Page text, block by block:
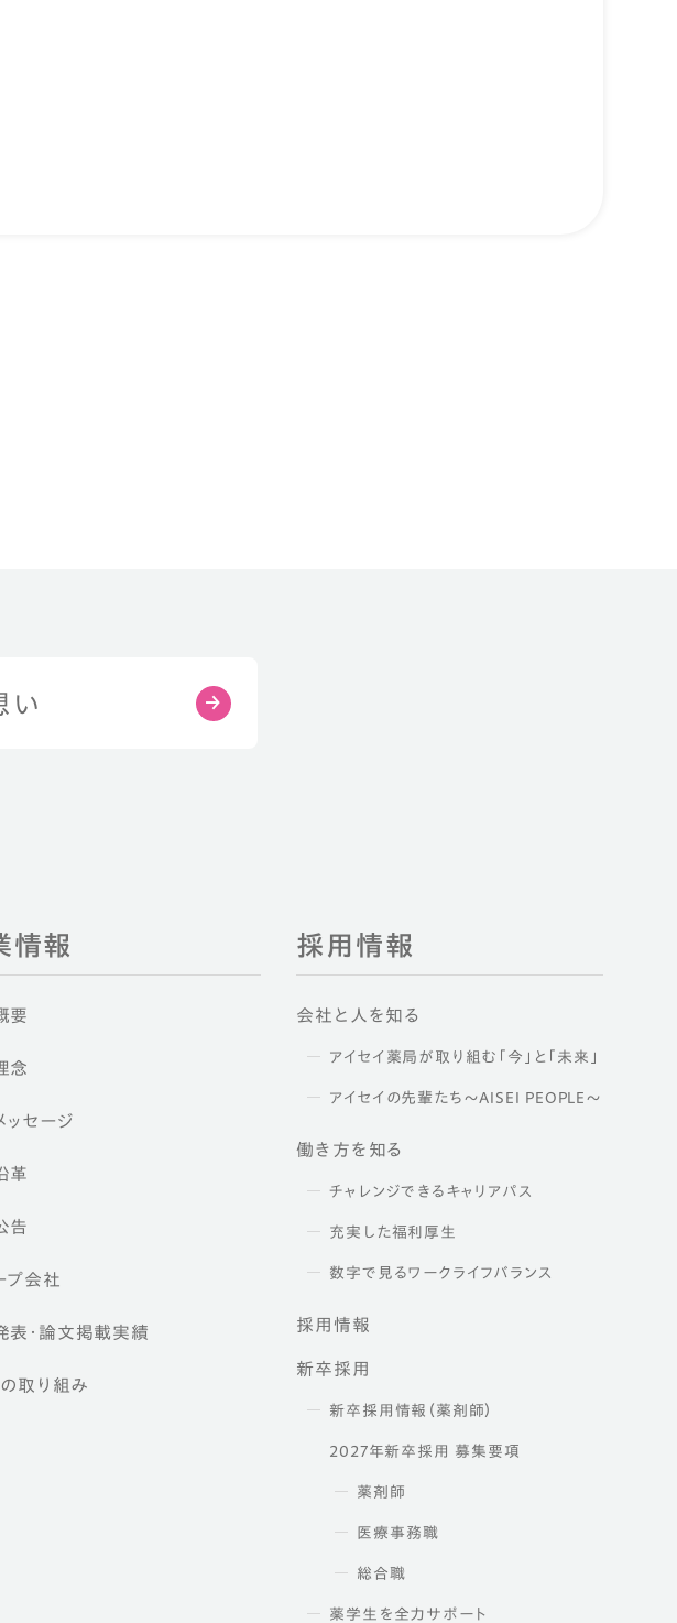
い
情報
要
念
ッセージ
革
告
プ会社
表・論文掲載実績
取り組み
採用情報
会社と人を知る
アイセイ薬局が取り組む「今」と「未来」
アイセイの先輩たち～AISEI PEOPLE～
働き方を知る
チャレンジできるキャリアパス
充実した福利厚生
数字で見るワークライフバランス
採用情報
新卒採用
新卒採用情報（薬剤師）
2027年新卒採用 募集要項
薬剤師
医療事務職
総合職
薬学生を全力サポート